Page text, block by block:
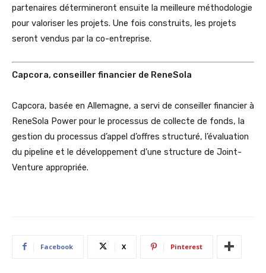
partenaires détermineront ensuite la meilleure méthodologie
pour valoriser les projets. Une fois construits, les projets
seront vendus par la co-entreprise.
Capcora, conseiller financier de ReneSola
Capcora, basée en Allemagne, a servi de conseiller financier à
ReneSola Power pour le processus de collecte de fonds, la
gestion du processus d’appel d’offres structuré, l’évaluation
du pipeline et le développement d’une structure de Joint-
Venture appropriée.
Facebook X Pinterest